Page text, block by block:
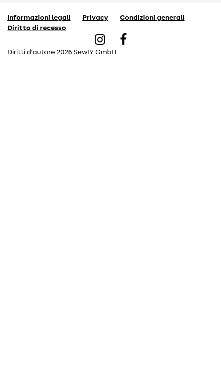
Informazioni legali Privacy
Condizioni generali
Diritto di recesso
Diritti d'autore 2026 SewIY GmbH